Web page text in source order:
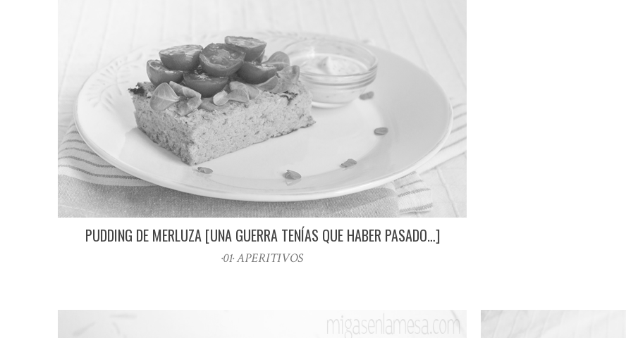
PUDDING DE MERLUZA [UNA GUERRA TENÍAS QUE HABER PASADO…]
·01· APERITIVOS